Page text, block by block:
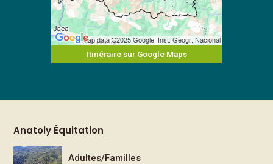
Itinéraire sur Google Maps
Anatoly Équitation
Adultes/Familles